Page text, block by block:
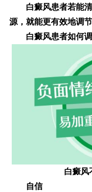
白癜风患者若能清
源，就能更有效地调
白癜风患者如何调
白癜风
自信